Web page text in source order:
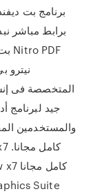
برنامج بت
برابط مباشر
المتخصصة فى
جيد لبرنامج
والمستخدمين